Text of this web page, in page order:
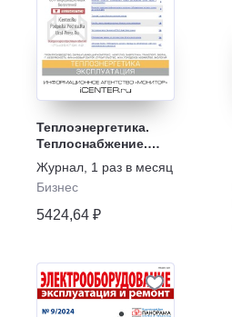
Теплоэнергетика.
Теплоснабжение.
Теплосбережение
Журнал 1 раз в месяц
Бизнес
5424,64 ₽